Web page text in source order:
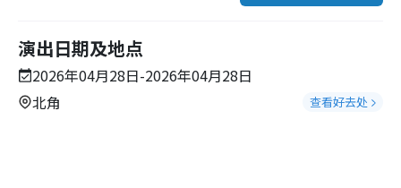
演出日期及地点
2026年04月28日-2026年04月28日
北角
查看好去处